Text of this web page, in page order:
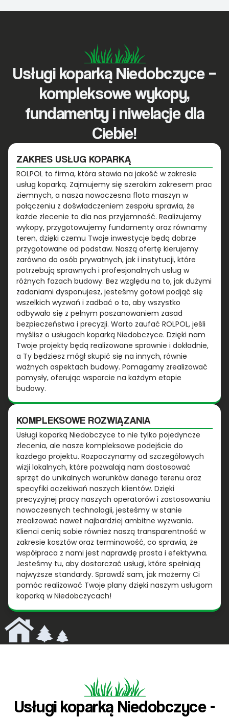
Usługi koparką Niedobczyce –
kompleksowe wykopy,
fundamenty i niwelacje dla
Ciebie!
ZAKRES USŁUG KOPARKĄ
ROLPOL to firma, która stawia na jakość w zakresie
usług koparką. Zajmujemy się szerokim zakresem prac
ziemnych, a nasza nowoczesna flota maszyn w
połączeniu z doświadczeniem zespołu sprawia, że
każde zlecenie to dla nas przyjemność. Realizujemy
wykopy, przygotowujemy fundamenty oraz równamy
teren, dzięki czemu Twoje inwestycje będą dobrze
przygotowane od podstaw. Naszą ofertę kierujemy
zarówno do osób prywatnych, jak i instytucji, które
potrzebują sprawnych i profesjonalnych usług w
różnych fazach budowy. Bez względu na to, jak dużymi
zadaniami dysponujesz, jesteśmy gotowi podjąć się
wszelkich wyzwań i zadbać o to, aby wszystko
odbywało się z pełnym poszanowaniem zasad
bezpieczeństwa i precyzji. Warto zaufać ROLPOL, jeśli
myślisz o usługach koparką Niedobczyce. Dzięki nam
Twoje projekty będą realizowane sprawnie i dokładnie,
a Ty będziesz mógł skupić się na innych, równie
ważnych aspektach budowy. Pomagamy zrealizować
pomysły, oferując wsparcie na każdym etapie
budowy.
KOMPLEKSOWE ROZWIĄZANIA
Usługi koparką Niedobczyce to nie tylko pojedyncze
zlecenia, ale nasze kompleksowe podejście do
każdego projektu. Rozpoczynamy od szczegółowych
wizji lokalnych, które pozwalają nam dostosować
sprzęt do unikalnych warunków danego terenu oraz
specyfiki oczekiwań naszych klientów. Dzięki
precyzyjnej pracy naszych operatorów i zastosowaniu
nowoczesnych technologii, jesteśmy w stanie
zrealizować nawet najbardziej ambitne wyzwania.
Klienci cenią sobie również naszą transparentność w
zakresie kosztów oraz terminowość, co sprawia, że
współpraca z nami jest naprawdę prosta i efektywna.
Jesteśmy tu, aby dostarczać usługi, które spełniają
najwyższe standardy. Sprawdź sam, jak możemy Ci
pomóc realizować Twoje plany dzięki naszym usługom
koparką w Niedobczycach!
Usługi koparką Niedobczyce -